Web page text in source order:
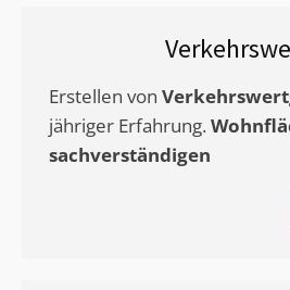
Erstellen von
jähriger Erfahrung.
sachverständigen